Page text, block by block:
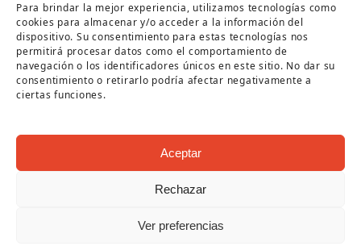
Para brindar la mejor experiencia, utilizamos tecnologías como
cookies para almacenar y/o acceder a la información del
dispositivo. Su consentimiento para estas tecnologías nos
permitirá procesar datos como el comportamiento de
navegación o los identificadores únicos en este sitio. No dar su
consentimiento o retirarlo podría afectar negativamente a
ciertas funciones.
Aceptar
Rechazar
Ver preferencias
Página cofinanciada por la Diputación de Córdoba
Copyright Oficina de Turismo - Ayuntamiento de